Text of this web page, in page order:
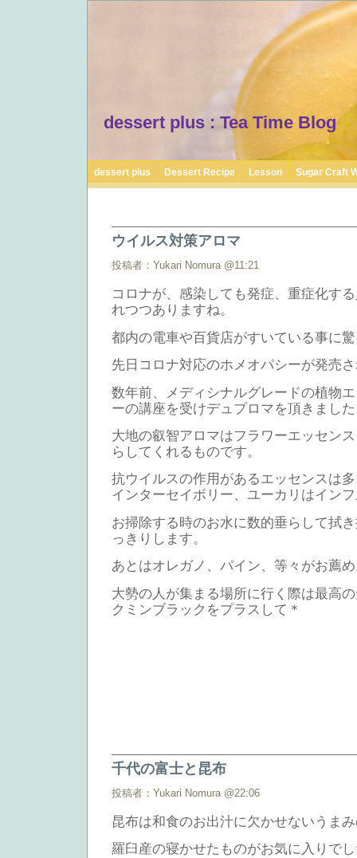
dessert plus : Tea Time Blog
dessert plus Dessert Recipe Lesson Sugar Craft
ウイルス対策アロマ
投稿者：Yukari Nomura @11:21
コロナが、感染しても発症、重症化す
れつつありますね。
都内の電車や百貨店がすいている事に
先日コロナ対応のホメオパシーが発売
数年前、メディシナルグレードの植物
ーの講座を受けデュプロマを頂きまし
大地の叡智アロマはフラワーエッセン
らしてくれるものです。
抗ウイルスの作用があるエッセンスは
インターセイボリー、ユーカリはイン
お掃除する時のお水に数的垂らして拭
っきりします。
あとはオレガノ、パイン、等々がお薦
大勢の人が集まる場所に行く際は最高
クミンブラックをプラスして＊
千代の富士と昆布
投稿者：Yukari Nomura @22:06
昆布は和食のお出汁に欠かせないうま
羅臼産の寝かせたものがお気に入りで